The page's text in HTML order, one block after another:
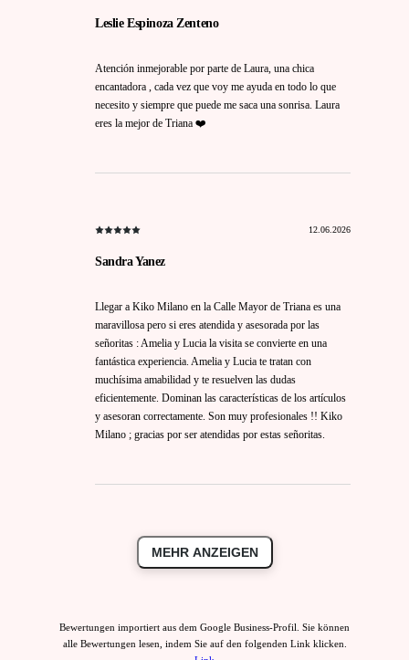
Leslie Espinoza Zenteno
Atención inmejorable por parte de Laura, una chica
encantadora , cada vez que voy me ayuda en todo lo que
necesito y siempre que puede me saca una sonrisa. Laura
eres la mejor de Triana ❤️
12.06.2026
Sandra Yanez
Llegar a Kiko Milano en la Calle Mayor de Triana es una
maravillosa pero si eres atendida y asesorada por las
señoritas : Amelia y Lucia la visita se convierte en una
fantástica experiencia. Amelia y Lucia te tratan con
muchísima amabilidad y te resuelven las dudas
eficientemente. Dominan las características de los artículos
y asesoran correctamente. Son muy profesionales !! Kiko
Milano ; gracias por ser atendidas por estas señoritas.
MEHR ANZEIGEN
Bewertungen importiert aus dem Google Business-Profil. Sie können
alle Bewertungen lesen, indem Sie auf den folgenden Link klicken.